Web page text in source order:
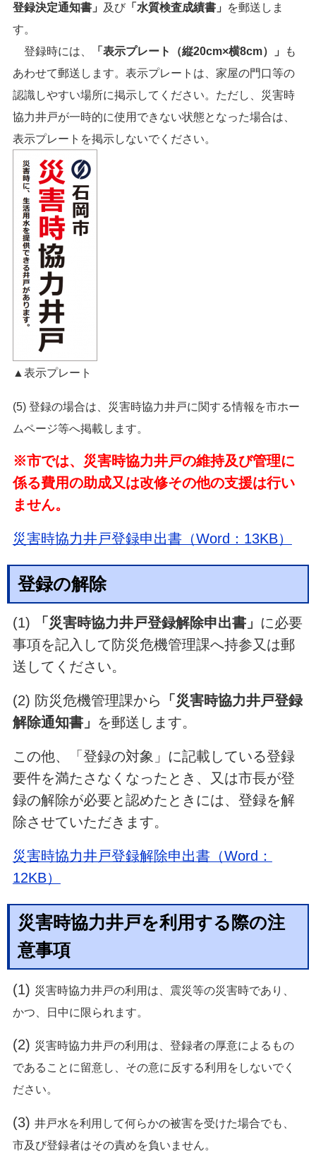
登録決定通知書」
及び「水質検査成績書」
を郵送しま
す。
登録時には、
「表示プレート（縦20cm×横8cm）」
も
あわせて郵送します。表示プレートは、 家屋の門口等の
認識しやすい場所に掲示してください。ただし、災害時
協力井戸が一時的に使用できない状態となった場合は、
表示プレートを掲示しないでください。
▲表示プレート
(5) 登録の場合は、災害時協力井戸に関する情報を市ホー
ムページ等へ掲載します。
※市では、災害時協力井戸の維持及び管理に
係る費用の助成又は改修その他の支援は行い
ません。
災害時協力井戸登録申出書（Word：13KB）
登録の解除
(1) 「災害時協力井戸登録解除申出書」 に必要
事項を記入して防災危機管理課へ持参又は郵
送してください。
(2) 防災危機管理課から
「災害時協力井戸登録
解除通知書」 を郵送します。
この他、「登録の対象」に記載している登録
要件を満たさなくなったとき、又は市長が登
録の解除が必要と認めたときには、登録を解
除させていただきます。
災害時協力井戸登録解除申出書（Word：
12KB）
災害時協力井戸を利用する際の注
意事項
(1) 災害時協力井戸の利用は、震災等の災害時であり、
かつ、日中に限られます。
(2) 災害時協力井戸の利用は、登録者の厚意によるもの
であることに留意し、その意に 反する利用をしないでく
ださい。
(3) 井戸水を利用して何らかの被害を受けた場合でも、
市及び登録者はその責めを負いません。